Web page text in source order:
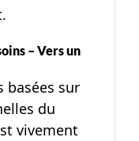
– Vers un
basées sur
du
vivement